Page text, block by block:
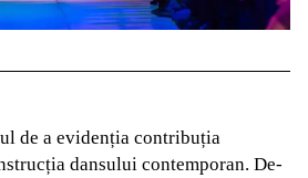
de a evidenția contribuția
dansului contemporan. De-